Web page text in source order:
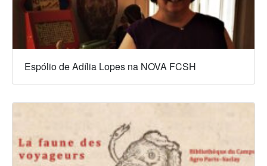
Espólio de Adília Lopes na NOVA FCSH